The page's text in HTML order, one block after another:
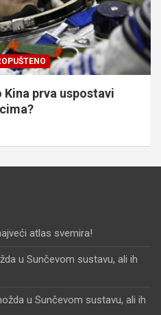
prva uspostavi
atlas svemira!
u Sunčevom sustavu, ali ih
u Sunčevom sustavu, ali ih